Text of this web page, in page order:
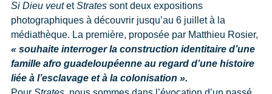
Si Dieu veutetStrates sont deux expositions
photographiques à découvrir jusqu’au 6 juillet à la
médiathèque. La première, proposée par Matthieu Rosier,
« souhaite interroger la construction identitaire d’une
famille afro guadeloupéenne au regard d’une histoire
liée à l’esclavage et à la colonisation ».